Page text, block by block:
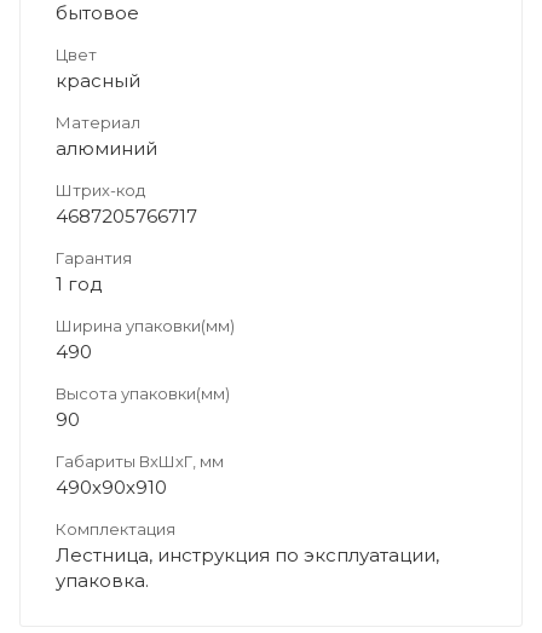
бытовое
Цвет
красный
Материал
алюминий
Штрих-код
4687205766717
Гарантия
1 год
Ширина упаковки(мм)
490
Высота упаковки(мм)
90
Габариты ВхШхГ, мм
490х90х910
Комплектация
Лестница, инструкция по эксплуатации,
упаковка.